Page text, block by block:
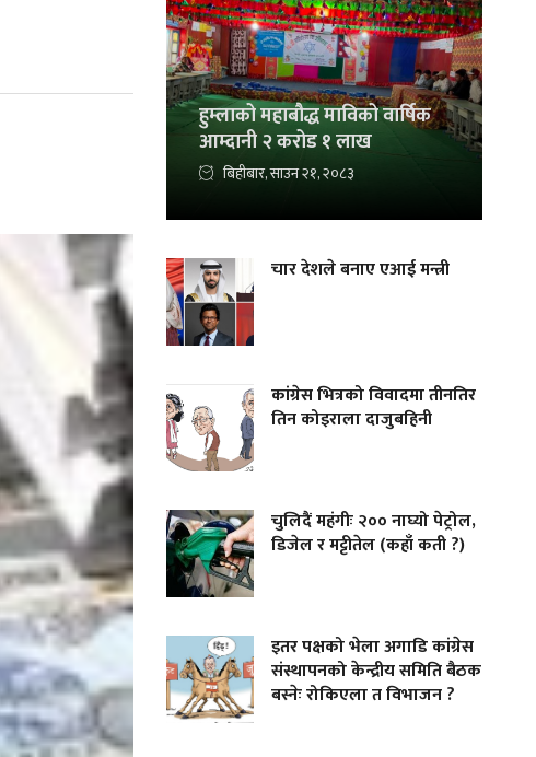
हुम्लाको महाबौद्ध माविको वार्षिक
आम्दानी २ करोड १ लाख
बिहीबार, साउन २१, २०८३
चार देशले बनाए एआई मन्त्री
कांग्रेस भित्रको विवादमा तीनतिर
तिन कोइराला दाजुबहिनी
चुलिदैं महंगीः २०० नाघ्यो पेट्रोल,
डिजेल र मट्टीतेल (कहाँ कती ?)
इतर पक्षको भेला अगाडि कांग्रेस
संस्थापनको केन्द्रीय समिति बैठक
बस्नेः रोकिएला त विभाजन ?